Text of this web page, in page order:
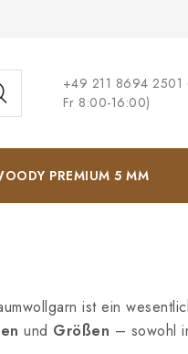
+49 211 8694 2501
Fr 8:00-16:00)
PREMIUM 5 MM
ist ein
und Größen – sowohl